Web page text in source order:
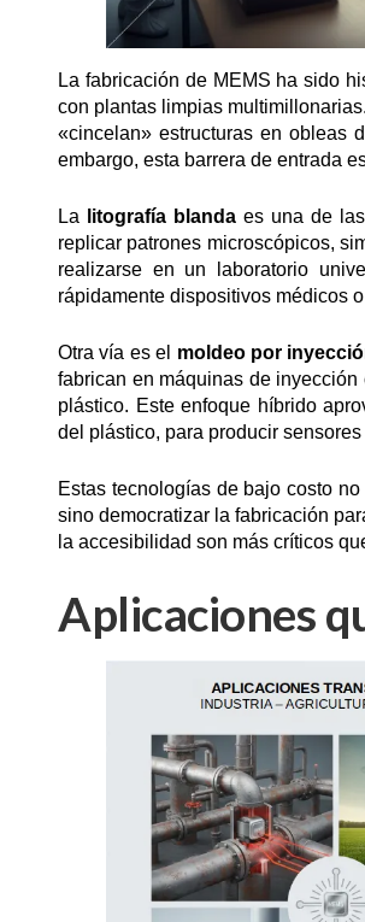
La fabricación de MEMS ha sido
con plantas limpias
«cincelan» estructuras en obleas
embargo, esta barrera de entrada
La litografía blanda es una de
replicar patrones microscópicos,
realizarse en un laboratorio
rápidamente dispositivos médicos
Otra vía es el moldeo por
fabrican en máquinas de
plástico. Este enfoque híbrido
del plástico, para producir
Estas tecnologías de bajo costo
sino democratizar la fabricación
la accesibilidad son más críticos
Aplicaciones